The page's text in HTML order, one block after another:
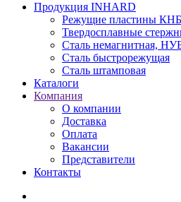
Продукция INHARD
Режущие пластины КНБ
Твердосплавные
Сталь немагнитная,
Сталь быстрорежущая
Сталь штамповая
Каталоги
Компания
О компании
Доставка
Оплата
Вакансии
Представители
Контакты